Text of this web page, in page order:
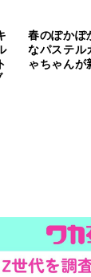
春のぽかぽ
なパステル
ゃちゃんが